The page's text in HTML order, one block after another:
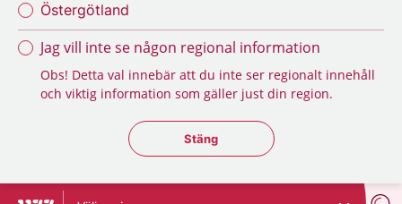
Östergötland
Jag vill inte se någon regional information
Obs! Detta val innebär att du inte ser regionalt innehåll
och viktig information som gäller just din region.
Stäng regionsväljaren
Stäng